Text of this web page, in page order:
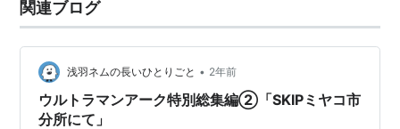
関連ブログ
浅羽ネムの長いひとりごと • 2年前
ウルトラマンアーク特別総集編②「SKIPミヤコ市
分所にて」